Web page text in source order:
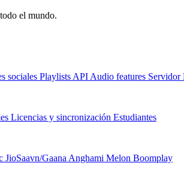
el mundo.
sociales Playlists API Audio features Servidor
Licencias y sincronización Estudiantes
JioSaavn/Gaana Anghami Melon Boomplay